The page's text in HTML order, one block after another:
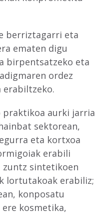
berriztagarri eta
ematen digu
birpentsatzeko eta
ordez
erabiltzeko.
praktikoa aurki jarria
sektorean,
eta kortxoa
erabili
zuntz sintetikoen
lortutakoak erabiliz;
konposatu
kosmetika,